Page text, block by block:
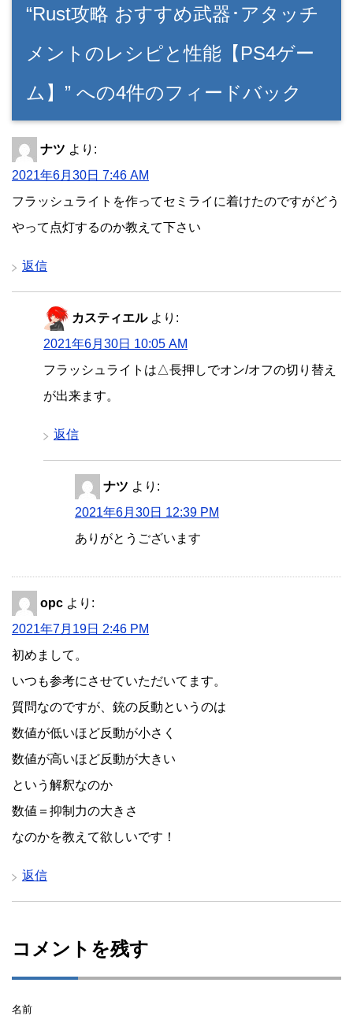
“Rust攻略 おすすめ武器･アタッチ
メントのレシピと性能【PS4ゲー
ム】” への4件のフィードバック
ナツ より:
2021年6月30日 7:46 AM
フラッシュライトを作ってセミライに着けたのですがどう
やって点灯するのか教えて下さい
返信
カスティエル より:
2021年6月30日 10:05 AM
フラッシュライトは△長押しでオン/オフの切り替え
が出来ます。
返信
ナツ より:
2021年6月30日 12:39 PM
ありがとうございます
opc より:
2021年7月19日 2:46 PM
初めまして。
いつも参考にさせていただいてます。
質問なのですが、銃の反動というのは
数値が低いほど反動が小さく
数値が高いほど反動が大きい
という解釈なのか
数値＝抑制力の大きさ
なのかを教えて欲しいです！
返信
コメントを残す
名前